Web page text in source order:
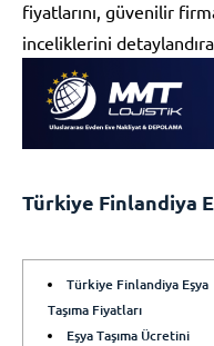
fiyatlarını, güvenilir
inceliklerini
Türkiye Finlandiya
Türkiye Finlandiya Eşya
Taşıma Fiyatları
Eşya Taşıma Ücretini